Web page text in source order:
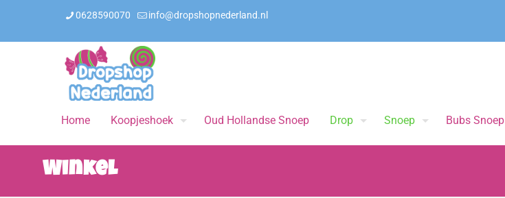
0628590070 info@dropshopnederland.nl
Home Koopjeshoek Oud Hollandse Snoep Drop Snoep Bubs Snoep
Winkel